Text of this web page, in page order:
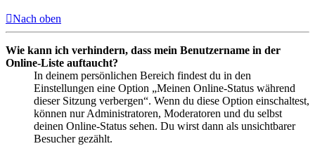
Nach oben
Wie kann ich verhindern, dass mein Benutzername in der
Online-Liste auftaucht?
In deinem persönlichen Bereich findest du in den
Einstellungen eine Option „Meinen Online-Status während
dieser Sitzung verbergen“. Wenn du diese Option einschaltest,
können nur Administratoren, Moderatoren und du selbst
deinen Online-Status sehen. Du wirst dann als unsichtbarer
Besucher gezählt.